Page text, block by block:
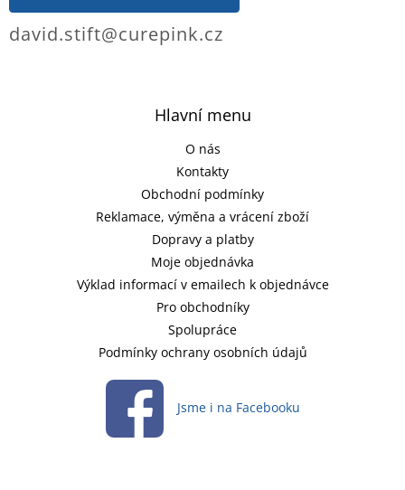
Hlavní menu
O nás
Kontakty
Obchodní podmínky
Reklamace, výměna a vrácení zboží
Dopravy a platby
Moje objednávka
Výklad informací v emailech k objednávce
Pro obchodníky
Spolupráce
Podmínky ochrany osobních údajů
Jsme i na Facebooku
david.stift@curepink.cz